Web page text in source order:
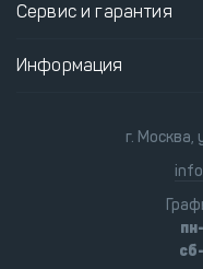
Сервис и гарантия
Информация
г. Москва,